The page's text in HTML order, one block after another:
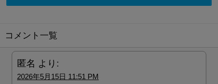
コメント一覧
匿名 より:
2026年5月15日 11:51 PM